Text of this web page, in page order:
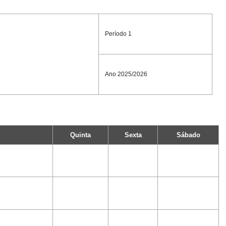
Período 1
Ano 2025/2026
Quinta Sexta Sábado